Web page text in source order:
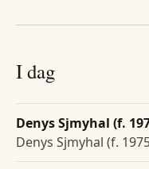
I dag
Denys Sjmyhal (f.
Denys Sjmyhal (f.